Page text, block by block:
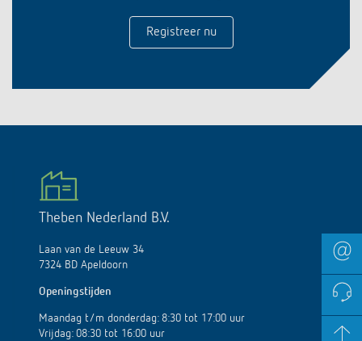
Registreer nu
Theben Nederland B.V.
Laan van de Leeuw 34
7324 BD Apeldoorn
Openingstijden
Maandag t/m donderdag: 8:30 tot 17:00 uur
Vrijdag: 08:30 tot 16:00 uur